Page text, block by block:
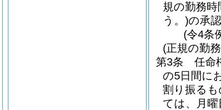
規の勤務
う。)の承
(令4条
(正規の勤
第3条
任命
の5日間に
割り振る
ては、月